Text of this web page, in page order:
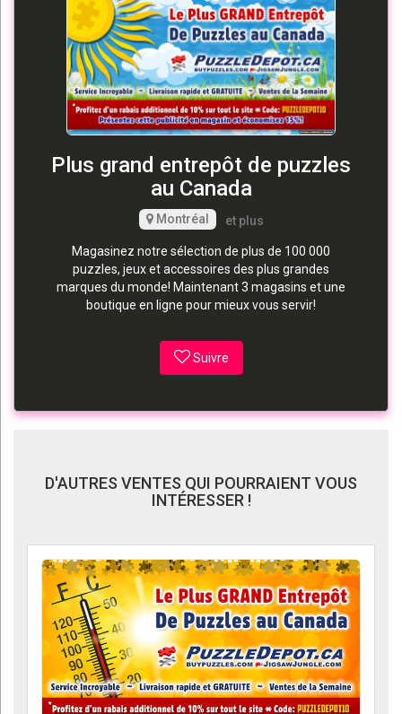
Plus grand entrepôt de puzzles
au Canada
Montréal et plus
Magasinez notre sélection de plus de 100 000
puzzles, jeux et accessoires des plus grandes
marques du monde! Maintenant 3 magasins et une
boutique en ligne pour mieux vous servir!
Suivre
D'AUTRES VENTES QUI POURRAIENT VOUS
INTÉRESSER !